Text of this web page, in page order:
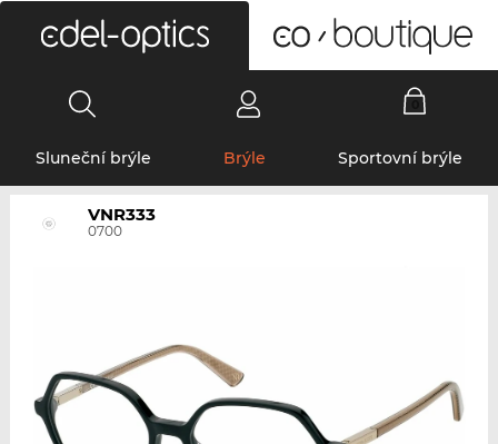
Sluneční brýle Brýle Sportovní brýle
VNR333
0700